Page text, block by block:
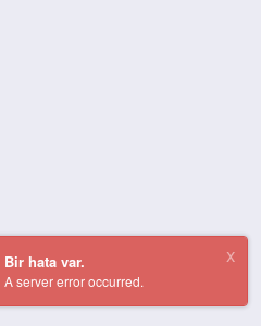
Bir hata var.
A server error occurred.